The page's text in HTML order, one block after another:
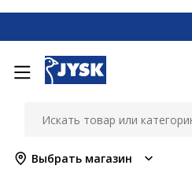
Выбрать магазин